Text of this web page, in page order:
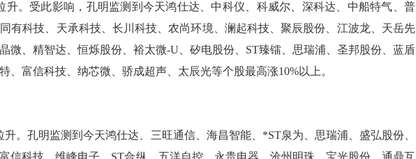
。受此影响，孔明监测到今天鸿仕达、中科仪、科威尔、深科达、中船特气、普
有科技、天承科技、长川科技、农尚环境、澜起科技、聚辰股份、江波龙、天岳先
微、精智达、恒烁股份、裕太微-U、矽电股份、ST臻镭、思瑞浦、圣邦股份、蓝盾
、富信科技、纳芯微、骄成超声、太辰光等个股最高涨10%以上。
。孔明监测到今天鸿仕达、三旺通信、海昌智能、*ST泉为、思瑞浦、盛弘股份、
信科技、维峰电子、ST合纵、五洋自控、永贵电器、沧州明珠、宝光股份、通鼎互